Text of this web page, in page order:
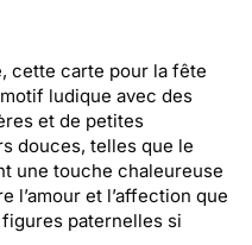
cette carte pour la fête
ludique avec des
et de petites
douces, telles que le
une touche chaleureuse
l’amour et l’affection que
paternelles si